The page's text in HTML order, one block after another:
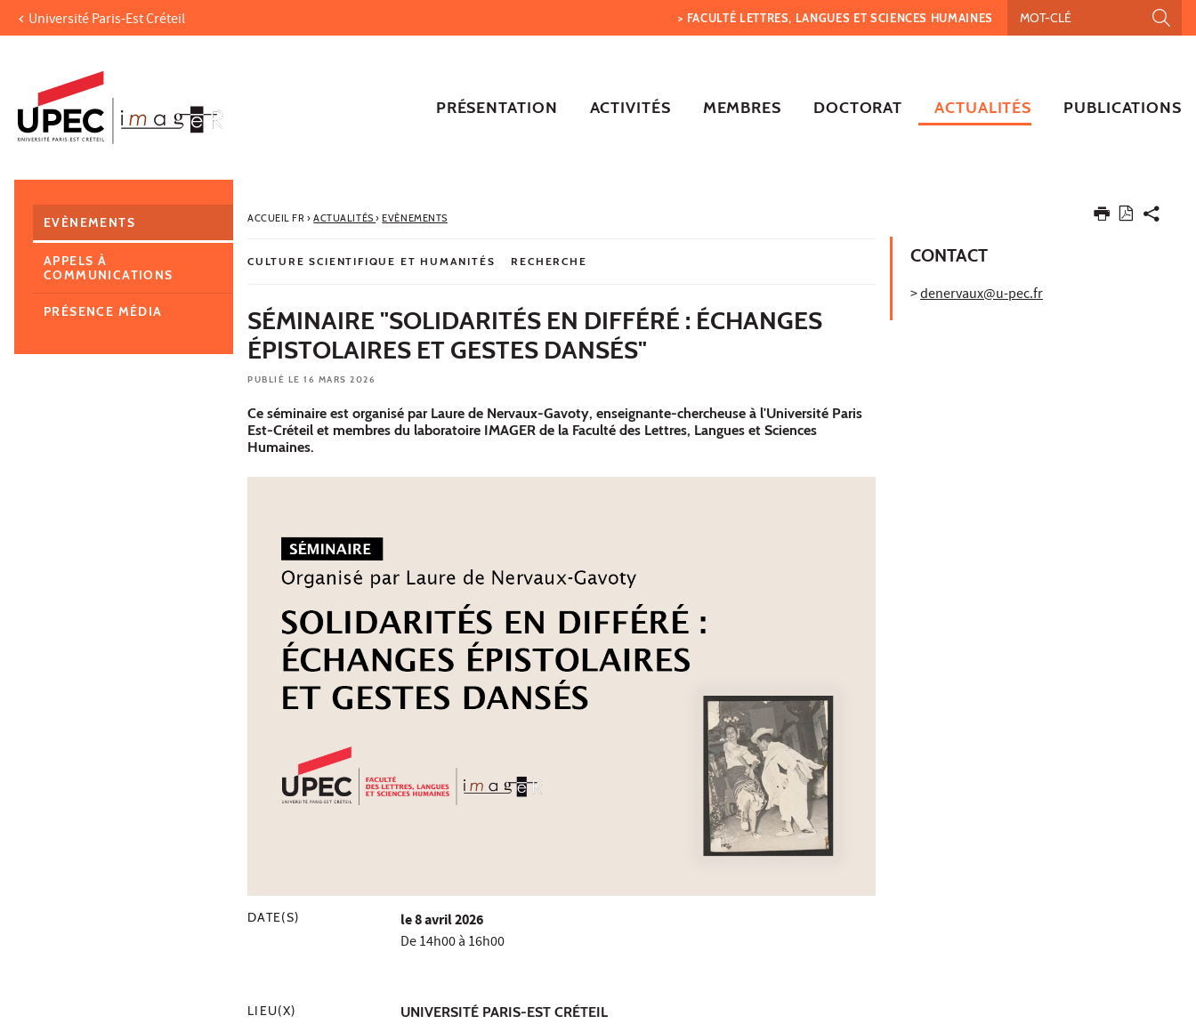
Aller au contenu
Recherche
Navigation secondaire
Université Paris-Est Créteil > FACULTÉ LETTRES, LANGUES ET SCIENCES HUMAINES
PRÉSENTATION ACTIVITÉS MEMBRES DOCTORAT ACTUALITÉS PUBLICATIONS
ACCUEIL FR› ACTUALITÉS› EVÈNEMENTS
CULTURE SCIENTIFIQUE ET HUMANITÉS RECHERCHE
SÉMINAIRE "SOLIDARITÉS EN DIFFÉRÉ : ÉCHANGES
ÉPISTOLAIRES ET GESTES DANSÉS"
PUBLIÉ LE 16 MARS 2026
Ce séminaire est organisé par Laure de Nervaux-Gavoty, enseignante-chercheuse à l'Université Paris
Est-Créteil et membres du laboratoire IMAGER de la Faculté des Lettres, Langues et Sciences
Humaines.
DATE(S) le8 avril 2026
De 14h00 à 16h00
LIEU(X) UNIVERSITÉ PARIS-EST CRÉTEIL
CONTACT
>denervaux@u-pec.fr
EVÈNEMENTS
APPELS À
COMMUNICATIONS
PRÉSENCE MÉDIA